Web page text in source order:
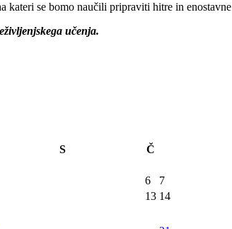
kateri se bomo naučili pripraviti hitre in enostavne
učenja.
S Č
6 7
13 14